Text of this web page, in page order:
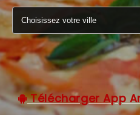
MENTIONS LÉGALES
C.G.V
Télécharger App